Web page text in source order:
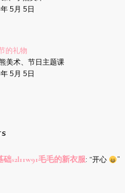
5月 5日
的礼物
美术、节日主题课
5月 5日
础s2l11w91毛毛的新衣服: “开心 ”